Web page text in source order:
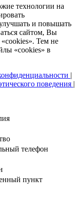
технологии на
и повышать
сайтом, Вы
«cookies». Тем не
«cookies» в
|
поведения |
телефон
пункт